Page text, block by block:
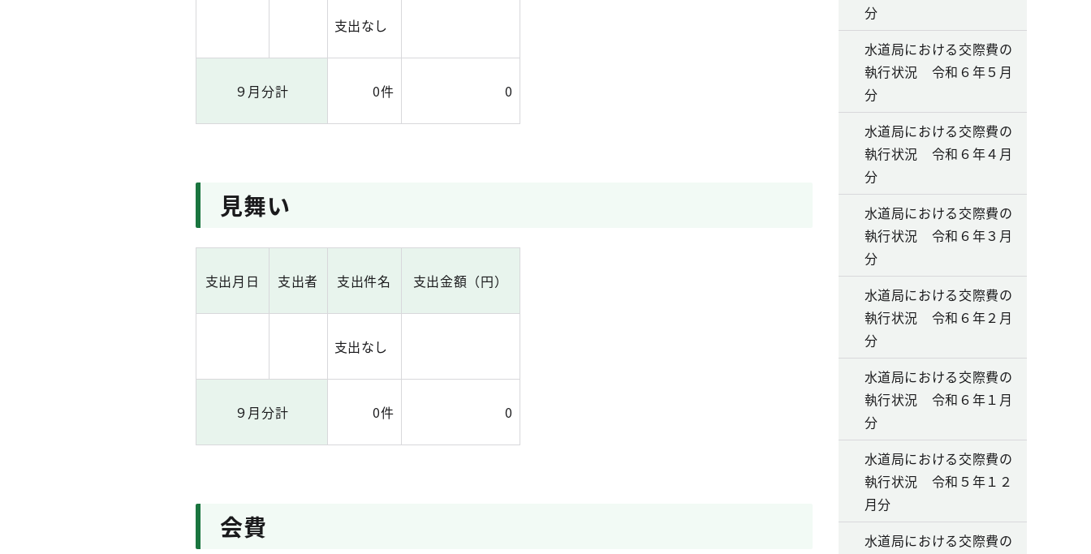
支出なし
９月分計 0件 0
見舞い
支出月日 支出者 支出件名 支出金額（円）
支出なし
９月分計 0件 0
会費
分
水道局における交際費の
執行状況 令和６年５月
分
水道局における交際費の
執行状況 令和６年４月
分
水道局における交際費の
執行状況 令和６年３月
分
水道局における交際費の
執行状況 令和６年２月
分
水道局における交際費の
執行状況 令和６年１月
分
水道局における交際費の
執行状況 令和５年１２
月分
水道局における交際費の